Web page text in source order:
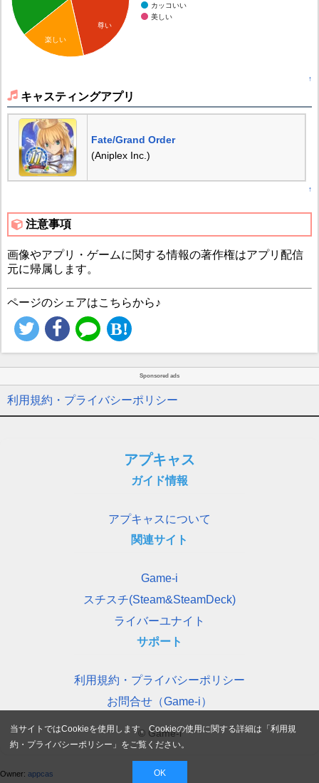
カッコいい
美しい
尊い
楽しい
↑
キャスティングアプリ
Fate/Grand Order
(Aniplex Inc.)
↑
注意事項
画像やアプリ・ゲームに関する情報の著作権はアプリ配信
元に帰属します。
ページのシェアはこちらから♪
Sponsored ads
利用規約・プライバシーポリシー
アプキャス
ガイド情報
アプキャスについて
関連サイト
Game-i
スチスチ(Steam&SteamDeck)
ライバーユナイト
サポート
利用規約・プライバシーポリシー
お問合せ（Game-i）
© Game-i
Owner: appcas
当サイトではCookieを使用します。Cookieの使用に関する詳細は「利用規
約・プライバシーポリシー 」をご覧ください。
OK